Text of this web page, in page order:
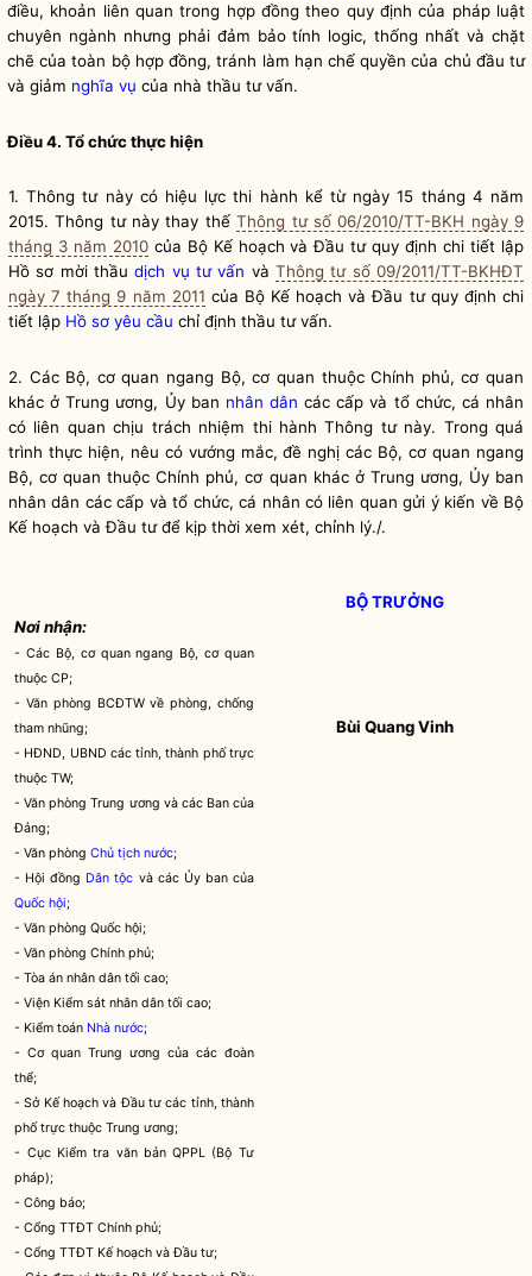
điều, khoản liên quan trong hợp đồng theo quy định của pháp luật
chuyên ngành nhưng phải đảm bảo tính logic, thống nhất và chặt
chẽ của toàn bộ hợp đồng, tránh làm hạn chế quyền của chủ đầu tư
và giảm nghĩa vụ của nhà thầu tư vấn.
Điều 4. Tổ chức thực hiện
1. Thông tư này có hiệu lực thi hành kể từ ngày 15 tháng 4 năm
2015. Thông tư này thay thếThông tư số 06/2010/TT-BKH ngày 9
tháng 3 năm 2010của Bộ Kế hoạch và Đầu tư quy định chi tiết lập
Hồ sơ mời thầudịch vụ tư vấn vàThông tư số 09/2011/TT-BKHĐT
ngày 7 tháng 9 năm 2011 của Bộ Kế hoạch và Đầu tư quy định chi
tiết lập Hồ sơ yêu cầu chỉ định thầu tư vấn.
2. Các Bộ, cơ quan ngang Bộ, cơ quan thuộc Chính phủ, cơ quan
khác ở Trung ương, Ủy ban nhân dân các cấp và tổ chức, cá nhân
có liên quan chịu trách nhiệm thi hành Thông tư này. Trong quá
trình thực hiện, nêu có vướng mắc, đề nghị các Bộ, cơ quan ngang
Bộ, cơ quan thuộc Chính phủ, cơ quan khác ở Trung ương, Ủy ban
nhân dân các cấp và tổ chức, cá nhân có liên quan gửi ý kiến về Bộ
Kế hoạch và Đầu tư để kịp thời xem xét, chỉnh lý./.
Nơi nhận:
- Các Bộ, cơ quan ngang Bộ, cơ quan
thuộc CP;
- Văn phòng BCĐTW về phòng, chống
tham nhũng;
- HĐND, UBND các tỉnh, thành phố trực
thuộc TW;
- Văn phòng Trung ương và các Ban của
Đảng;
- Văn phòngChủ tịch nước;
- Hội đồng Dân tộc và các Ủy ban của
Quốc hội;
- Văn phòngQuốc hội;
- Văn phòng Chính phủ;
- Tòa án nhân dân tối cao;
- Viện Kiểm sát nhân dân tối cao;
- Kiểm toán Nhà nước;
- Cơ quan Trung ương của các đoàn
thể;
- Sở Kế hoạch và Đầu tư các tỉnh, thành
phố trực thuộc Trung ương;
- Cục Kiểm tra văn bản QPPL (Bộ Tư
pháp);
- Công báo;
- Cổng TTĐT Chính phủ;
- Cổng TTĐT Kế hoạch và Đầu tư;
BỘ TRƯỞNG
Bùi Quang Vinh